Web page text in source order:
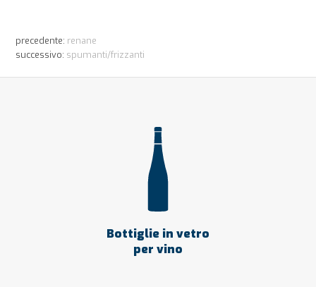
precedente: renane
successivo: spumanti/frizzanti
Bottiglie in vetro
per vino